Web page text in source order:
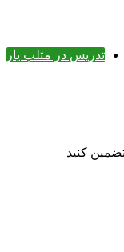
تدریس در متلب یار
کنید